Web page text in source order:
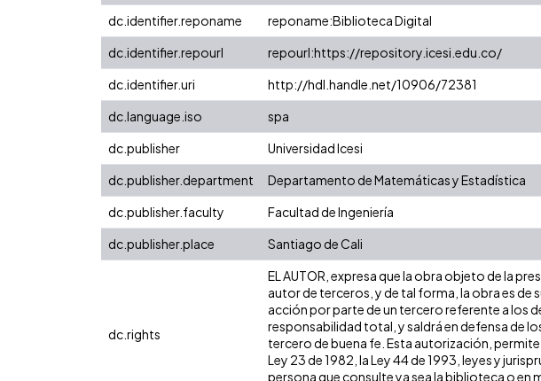
dc.identifier.reponame
reponame:Biblioteca Digital
dc.identifier.repourl
repourl:https://repository.icesi.edu.co/
dc.identifier.uri
http://hdl.handle.net/10906/72381
dc.language.iso
spa
dc.publisher
Universidad Icesi
dc.publisher.department
Departamento de Matemáticas y Estadística
dc.publisher.faculty
Facultad de Ingeniería
dc.publisher.place
Santiago de Cali
dc.rights
EL AUTOR, expresa que la obra objeto de la
autor de terceros, y de tal forma, la obra es de
acción por parte de un tercero referente a los
responsabilidad total, y saldrá en defensa de
tercero de buena fe. Esta autorización,
Ley 23 de 1982, la Ley 44 de 1993, leyes y
persona que consulte ya sea la biblioteca o